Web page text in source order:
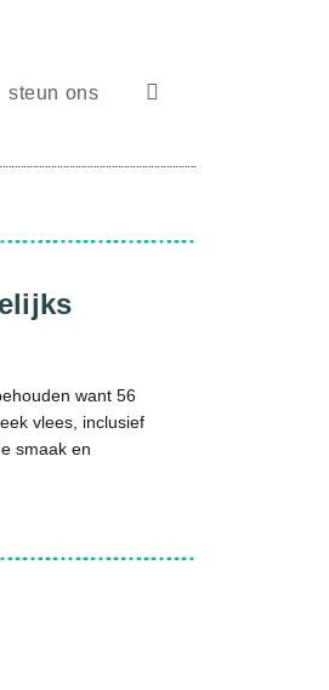
steun ons
want 56
vlees, inclusief
smaak en